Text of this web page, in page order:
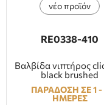
ΤΖΑΚΙ νέο προϊόν
RE0338-410
Βαλβίδα νιπτήρος
black brushed
ΠΑΡΑΔΟΣΗ ΣΕ 1 -
ΗΜΕΡΕΣ